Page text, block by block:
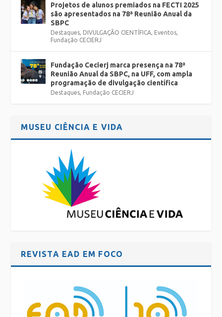
Projetos de alunos premiados na FECTI 2025
são apresentados na 78ª Reunião Anual da
SBPC
Destaques, DIVULGAÇÃO CIENTÍFICA, Eventos,
Fundação CECIERJ
Fundação Cecierj marca presença na 78ª
Reunião Anual da SBPC, na UFF, com ampla
programação de divulgação científica
Destaques, Fundação CECIERJ
MUSEU CIÊNCIA E VIDA
REVISTA EAD EM FOCO